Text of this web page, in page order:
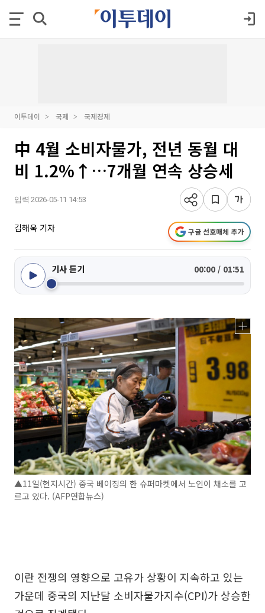
이투데이 국제 국제경제
中 4월 소비자물가, 전년 동월 대
비 1.2%↑…7개월 연속 상승세
입력 2026-05-11 14:53
김해욱 기자 구글 선호매체 추가
기사 듣기 00:00 / 01:51
▲11일(현지시간) 중국 베이징의 한 슈퍼마켓에서 노인이 채소를 고
르고 있다. (AFP연합뉴스)
이란 전쟁의 영향으로 고유가 상황이 지속하고 있는
가운데 중국의 지난달 소비자물가지수(CPI)가 상승한